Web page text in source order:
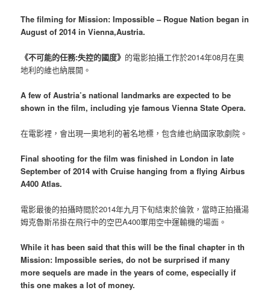
The filming for Mission: Impossible – Rogue Nation began in
August of 2014 in Vienna,Austria.
《不可能的任務:失控的國度》 的電影拍攝工作於2014年08月在奧
地利的維也納展開。
A few of Austria’s national landmarks are expected to be
shown in the film, including yje famous Vienna State Opera.
在電影裡，會出現一奧地利的著名地標，包含維也納國家歌劇院。
Final shooting for the film was finished in London in late
September of 2014 with Cruise hanging from a flying Airbus
A400 Atlas.
電影最後的拍攝時間於2014年九月下旬結束於倫敦，當時正拍攝湯
姆克魯斯吊掛在飛行中的空巴A400軍用空中運輸機的場面。
While it has been said that this will be the final chapter in th
Mission: Impossible series, do not be surprised if many
more sequels are made in the years of come, especially if
this one makes a lot of money.